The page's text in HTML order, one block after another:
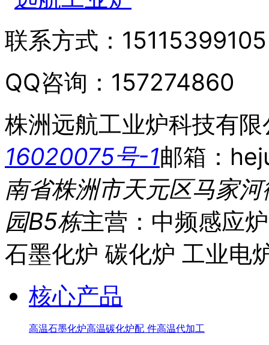
联系方式：
QQ咨询： 157274860
株洲远航工业炉科技有限
16020075号-1邮箱：
南省株洲市天元区马家
园B5栋主营：中频感应
石墨化炉 碳化炉 工业电
核心产品
高温石墨化炉高温碳化炉配 件高温代加工